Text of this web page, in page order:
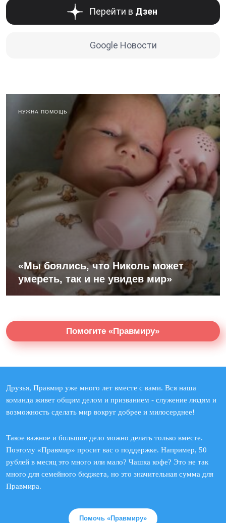
Перейти в Дзен
Google Новости
НУЖНА ПОМОЩЬ
«Мы боялись, что Николь может
умереть, так и не увидев мир»
Помогите «Правмиру»
Друзья, Правмир уже много лет вместе с вами. Вся наша
команда живет общим делом и призванием - служение людям и
возможность сделать мир вокруг добрее и милосерднее!
Такое важное и большое дело можно делать только вместе.
Поэтому «Правмир» просит вас о поддержке. Например, 50
рублей в месяц это много или мало? Чашка кофе? Это не так
много для семейного бюджета, но это значительная сумма для
Правмира.
Помочь «Правмиру»